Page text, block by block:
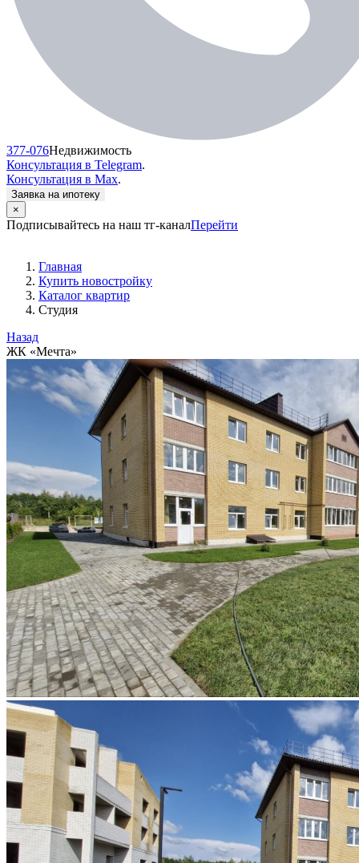
377-076Недвижимость
Консультация в Telegram.
Консультация в Max.
Заявка на ипотеку
×
Подписывайтесь на наш тг-каналПерейти
Главная
Купить новостройку
Каталог квартир
Студия
Назад
ЖК «Мечта»